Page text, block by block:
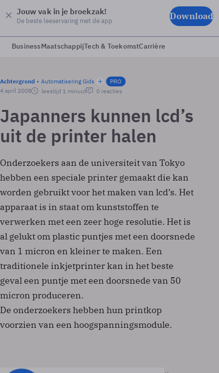
Jouw vak in je broekzak!
De beste leeservaring met de app Download
BusinessMaatschappijTech & ToekomstCarrière
Achtergrond Automatisering Gids
PRO
4 april 2008
leestijd 1 minuut 0 reacties
Japanners kunnen lcd’s
uit de printer halen
Onderzoekers aan de universiteit van Tokyo
hebben een speciale printer gemaakt die kan
worden gebruikt voor het maken van lcd’s. Het
apparaat is in staat om kunststoffen te
verwerken met een zeer hoge resolutie. Het is
al gelukt om plastic puntjes met een doorsnede
van 1 micron en kleiner te maken. Een
traditionele inkjetprinter kan in het beste
geval een puntje met een doorsnede van 50
micron produceren.
De onderzoekers hebben hun printkop
voorzien van een hoogspanningsmodule.